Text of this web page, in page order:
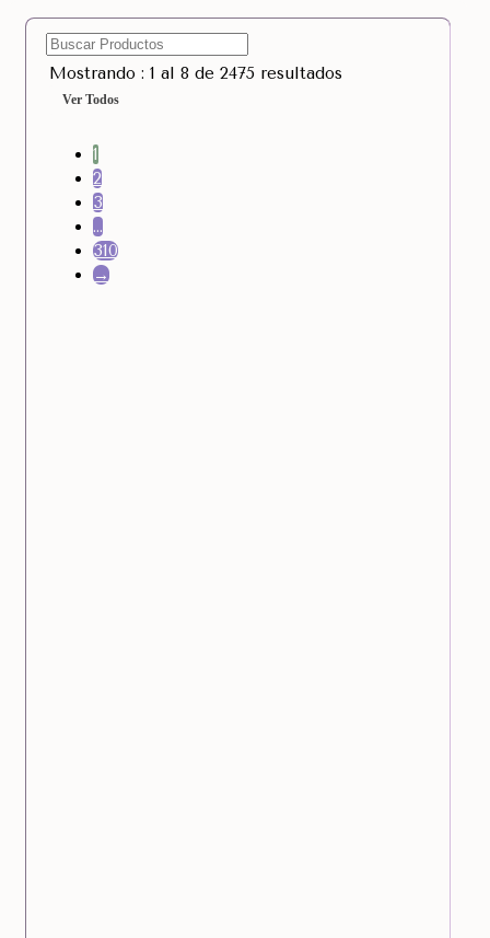
Mostrando : 1 al 8 de 2475 resultados
Ver Todos
1
2
3
…
310
→